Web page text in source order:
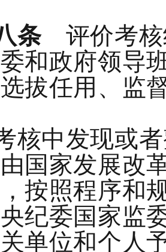
条评价考核
和政府领导
拔任用、监
核中发现或
国家发展改
按照程序和
纪委国家监
单位和个人